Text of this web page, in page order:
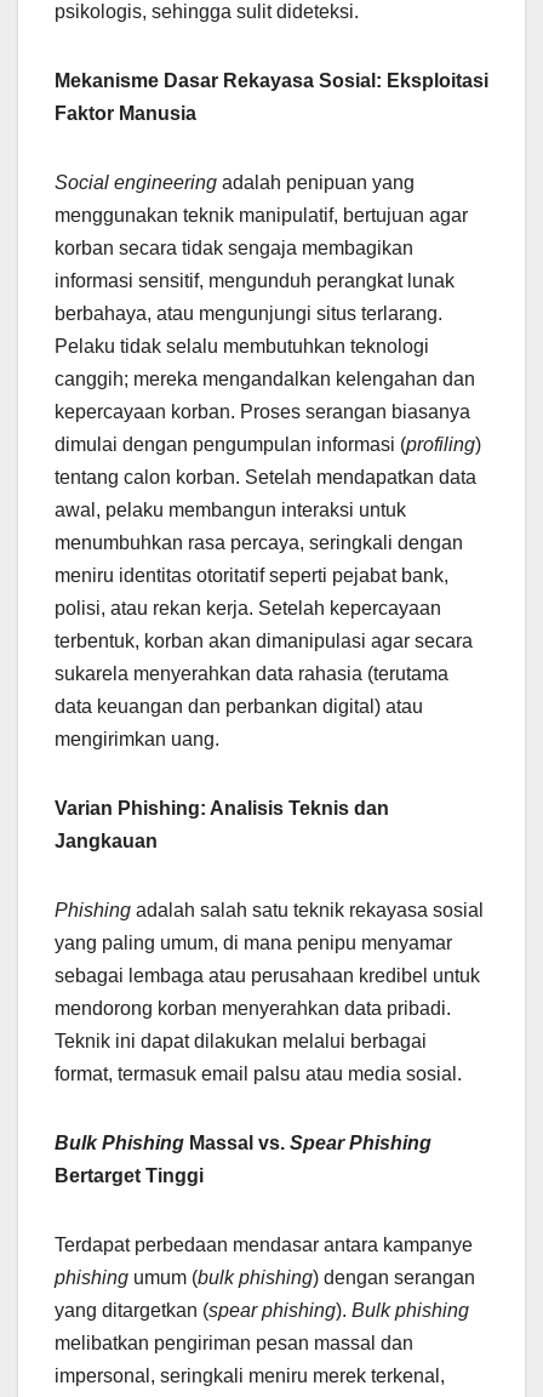
psikologis, sehingga sulit dideteksi.
Mekanisme Dasar Rekayasa Sosial: Eksploitasi
Faktor Manusia
Social engineering adalah penipuan yang
menggunakan teknik manipulatif, bertujuan agar
korban secara tidak sengaja membagikan
informasi sensitif, mengunduh perangkat lunak
berbahaya, atau mengunjungi situs terlarang.
Pelaku tidak selalu membutuhkan teknologi
canggih; mereka mengandalkan kelengahan dan
kepercayaan korban. Proses serangan biasanya
dimulai dengan pengumpulan informasi (profiling)
tentang calon korban. Setelah mendapatkan data
awal, pelaku membangun interaksi untuk
menumbuhkan rasa percaya, seringkali dengan
meniru identitas otoritatif seperti pejabat bank,
polisi, atau rekan kerja. Setelah kepercayaan
terbentuk, korban akan dimanipulasi agar secara
sukarela menyerahkan data rahasia (terutama
data keuangan dan perbankan digital) atau
mengirimkan uang.
Varian Phishing: Analisis Teknis dan
Jangkauan
Phishing adalah salah satu teknik rekayasa sosial
yang paling umum, di mana penipu menyamar
sebagai lembaga atau perusahaan kredibel untuk
mendorong korban menyerahkan data pribadi.
Teknik ini dapat dilakukan melalui berbagai
format, termasuk email palsu atau media sosial.
Bulk Phishing Massal vs. Spear Phishing
Bertarget Tinggi
Terdapat perbedaan mendasar antara kampanye
phishing umum (bulk phishing) dengan serangan
yang ditargetkan (spear phishing). Bulk phishing
melibatkan pengiriman pesan massal dan
impersonal, seringkali meniru merek terkenal,